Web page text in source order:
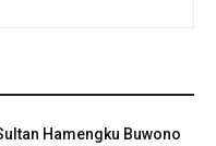
Hamengku Buwono